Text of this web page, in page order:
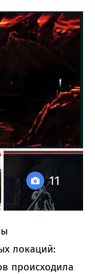
11
локаций:
происходила